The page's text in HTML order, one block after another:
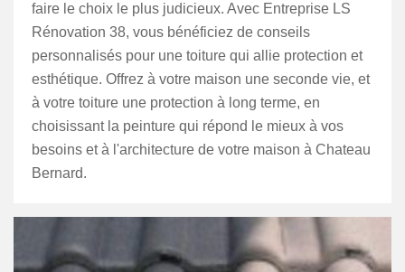
faire le choix le plus judicieux. Avec Entreprise LS
Rénovation 38, vous bénéficiez de conseils
personnalisés pour une toiture qui allie protection et
esthétique. Offrez à votre maison une seconde vie, et
à votre toiture une protection à long terme, en
choisissant la peinture qui répond le mieux à vos
besoins et à l'architecture de votre maison à Chateau
Bernard.